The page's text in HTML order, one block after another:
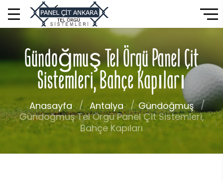
Gündoğmuş Tel Örgü Panel Çit
Sistemleri, Bahçe Kapıları
Anasayfa Antalya
Gündoğmuş
Gündoğmuş Tel Örgü Panel Çit Sistemleri,
Bahçe Kapıları